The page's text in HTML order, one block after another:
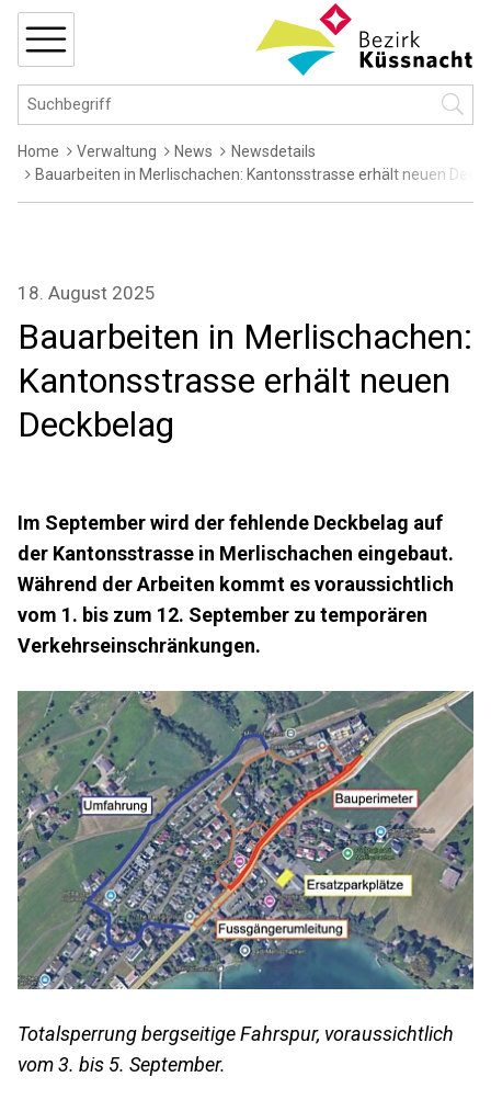
Navigieren in Küssnacht
Schnellnavigation
Hauptnavigation
Suchbegriff
Breadcrumb
Home Verwaltung News
Newsdetails
Bauarbeiten in Merlischachen: Kantonsstrasse erhält neuen
Bauarbeiten in Merlischachen:
Kantonsstrasse erhält neuen
Deckbelag
18. August 2025
Im September wird der fehlende Deckbelag auf
der Kantonsstrasse in Merlischachen eingebaut.
Während der Arbeiten kommt es voraussichtlich
vom 1. bis zum 12. September zu temporären
Verkehrseinschränkungen.
Totalsperrung bergseitige Fahrspur, voraussichtlich
vom 3. bis 5. September.